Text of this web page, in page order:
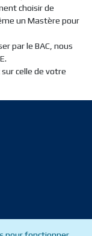
choisir de
un Mastère pour
par le BAC, nous
celle de votre